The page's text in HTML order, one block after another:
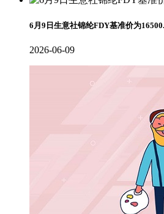
6月9日生意社锦纶FDY基准价为
2026-06-09